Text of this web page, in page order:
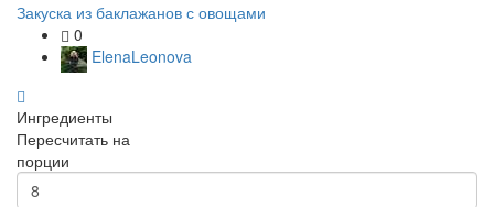
Закуска из баклажанов с овощами
0
ElenaLeonova
Ингредиенты
Пересчитать на
порции